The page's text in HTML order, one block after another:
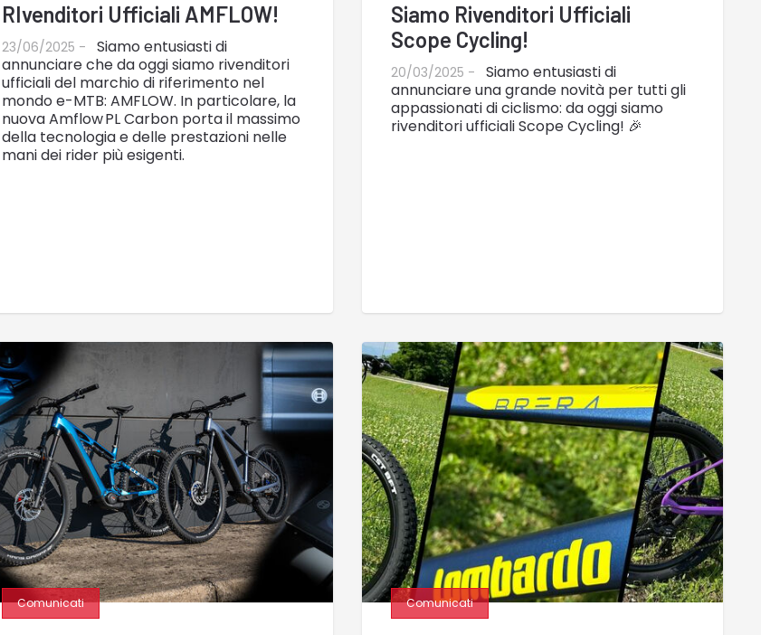
RIvenditori Ufficiali AMFLOW!
23/06/2025 -
Siamo entusiasti di
annunciare che da oggi siamo rivenditori
ufficiali del marchio di riferimento nel
mondo e-MTB: AMFLOW. In particolare, la
nuova Amflow PL Carbon porta il massimo
della tecnologia e delle prestazioni nelle
mani dei rider più esigenti.
Siamo Rivenditori Ufficiali
Scope Cycling!
20/03/2025 -
Siamo entusiasti di
annunciare una grande novità per tutti gli
appassionati di ciclismo: da oggi siamo
rivenditori ufficiali Scope Cycling! 🎉
Comunicati Comunicati